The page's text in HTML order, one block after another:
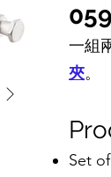
059
一組
夾。
Set